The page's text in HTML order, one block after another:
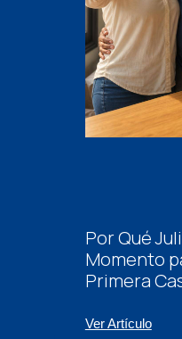
Por Qué
Momento
Primera
Ver Artículo